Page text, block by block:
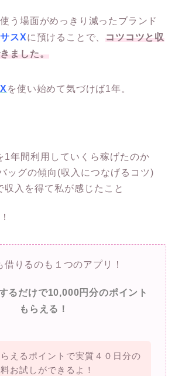
う場面がめっきり減ったブランド
スXに預けることで、コツコツと収
ました。
を使い始めて気づけば1年。
1年間利用していくら稼げたのか
ッグの傾向(収入につなげるコツ)
収入を得て私が感じたこと
借りるのも１つのアプリ！
るだけで10,000円分のポイント
もらえる！
らえるポイントで実質４０日分の
お試しができるよ！